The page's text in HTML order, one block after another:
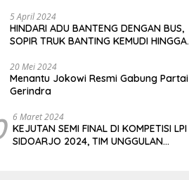
5 April 2024
HINDARI ADU BANTENG DENGAN BUS,
SOPIR TRUK BANTING KEMUDI HINGGA
20 Mei 2024
Menantu Jokowi Resmi Gabung Partai
Gerindra
6 Maret 2024
KEJUTAN SEMI FINAL DI KOMPETISI LPI
SIDOARJO 2024, TIM UNGGULAN